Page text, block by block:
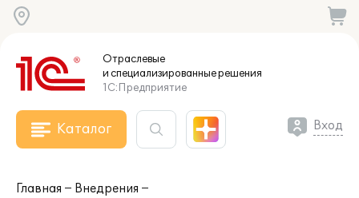
Отраслевые
и специализированныерешения
1С:Предприятие
Каталог Вход
Главная
Внедрения